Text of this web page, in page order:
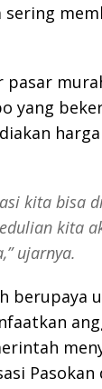
pasar
yang
kita bisa
kita
ujarnya.
berupaya
Pasokan